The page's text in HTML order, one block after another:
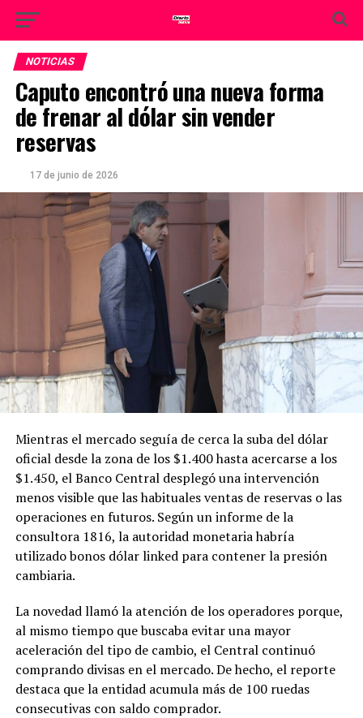
NOTICIAS
Caputo encontró una nueva forma
de frenar al dólar sin vender
reservas
17 de junio de 2026
Mientras el mercado seguía de cerca la suba del dólar
oficial desde la zona de los $1.400 hasta acercarse a los
$1.450, el Banco Central desplegó una intervención
menos visible que las habituales ventas de reservas o las
operaciones en futuros. Según un informe de la
consultora 1816, la autoridad monetaria habría
utilizado bonos dólar linked para contener la presión
cambiaria.
La novedad llamó la atención de los operadores porque,
al mismo tiempo que buscaba evitar una mayor
aceleración del tipo de cambio, el Central continuó
comprando divisas en el mercado. De hecho, el reporte
destaca que la entidad acumula más de 100 ruedas
consecutivas con saldo comprador.